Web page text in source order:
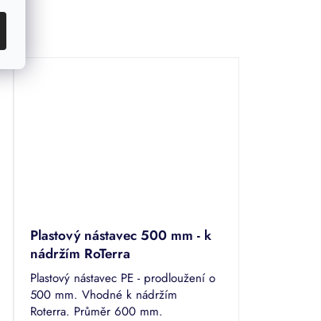
Plastový nástavec 500 mm - k
nádržím RoTerra
Plastový nástavec PE - prodloužení o
500 mm. Vhodné k nádržím
Roterra. Průměr 600 mm.